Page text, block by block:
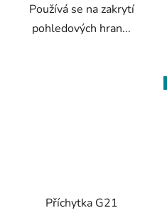
Používá se na zakrytí
pohledových hran...
Příchytka G21